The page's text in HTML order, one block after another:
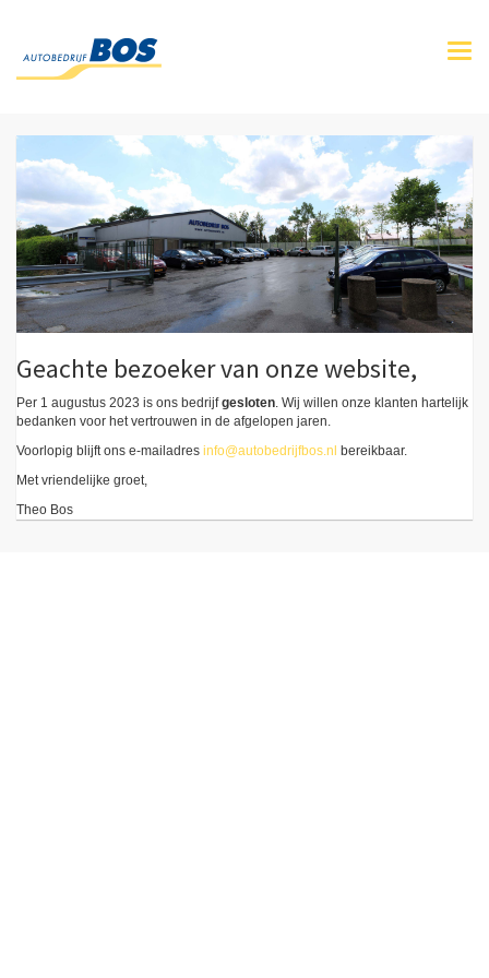
Geachte bezoeker van onze website,
Per 1 augustus 2023 is ons bedrijfgesloten. Wij willen onze klanten hartelijk
bedanken voor het vertrouwen in de afgelopen jaren.
Voorlopig blijft ons e-mailadres info@autobedrijfbos.nl bereikbaar.
Met vriendelijke groet,
Theo Bos